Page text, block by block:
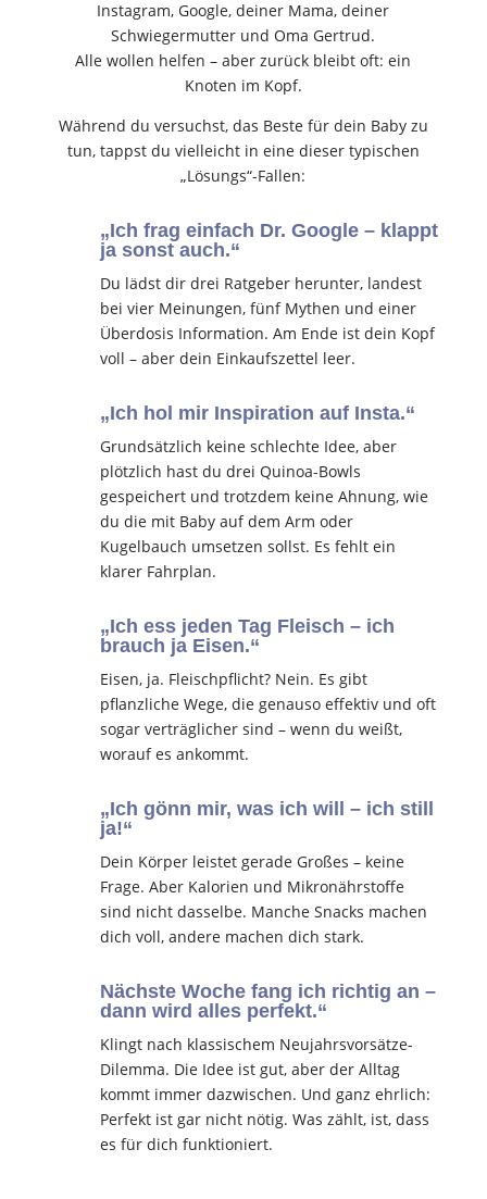
Instagram, Google, deiner Mama, deiner
Schwiegermutter und Oma Gertrud.
Alle wollen helfen – aber zurück bleibt oft: ein
Knoten im Kopf.
Während du versuchst, das Beste für dein Baby zu
tun, tappst du vielleicht in eine dieser typischen
„Lösungs“-Fallen:
„Ich frag einfach Dr. Google – klappt
ja sonst auch.“
Du lädst dir drei Ratgeber herunter, landest
bei vier Meinungen, fünf Mythen und einer
Überdosis Information. Am Ende ist dein Kopf
voll – aber dein Einkaufszettel leer.
„Ich hol mir Inspiration auf Insta.“
Grundsätzlich keine schlechte Idee, aber
plötzlich hast du drei Quinoa-Bowls
gespeichert und trotzdem keine Ahnung, wie
du die mit Baby auf dem Arm oder
Kugelbauch umsetzen sollst. Es fehlt ein
klarer Fahrplan.
„Ich ess jeden Tag Fleisch – ich
brauch ja Eisen.“
Eisen, ja. Fleischpflicht? Nein. Es gibt
pflanzliche Wege, die genauso effektiv und oft
sogar verträglicher sind – wenn du weißt,
worauf es ankommt.
„Ich gönn mir, was ich will – ich still
ja!“
Dein Körper leistet gerade Großes – keine
Frage. Aber Kalorien und Mikronährstoffe
sind nicht dasselbe. Manche Snacks machen
dich voll, andere machen dich stark.
Nächste Woche fang ich richtig an –
dann wird alles perfekt.“
Klingt nach klassischem Neujahrsvorsätze-
Dilemma. Die Idee ist gut, aber der Alltag
kommt immer dazwischen. Und ganz ehrlich:
Perfekt ist gar nicht nötig. Was zählt, ist, dass
es für dich funktioniert.